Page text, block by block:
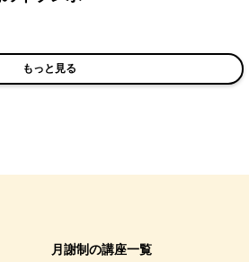
もっと見る
月謝制の講座一覧